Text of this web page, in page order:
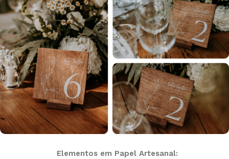
Elementos em Papel Artesanal: